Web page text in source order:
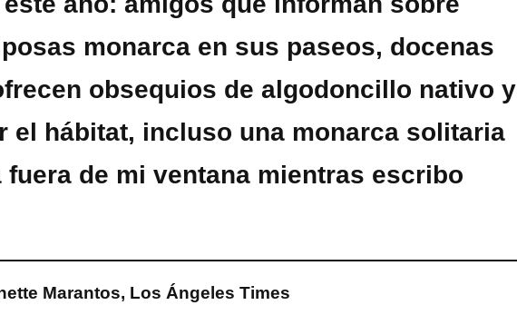
monarca en sus paseos, docenas
obsequios de algodoncillo nativo y
el hábitat, incluso una monarca solitaria
de mi ventana mientras escribo
Marantos, Los Ángeles Times